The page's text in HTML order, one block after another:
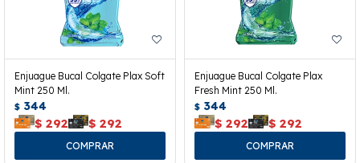
Enjuague Bucal Colgate Plax Soft
Mint 250 Ml.
$ 344
$ 292 $ 292
Enjuague Bucal Colgate Plax
Fresh Mint 250 Ml.
$ 344
$ 292 $ 292